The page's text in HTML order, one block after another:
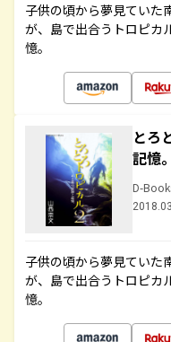
子供の頃から夢見ていた
が、島で出合うトロピカ
憶。
とろ
記憶
D-
子供の頃から夢見ていた
が、島で出合うトロピカ
憶。